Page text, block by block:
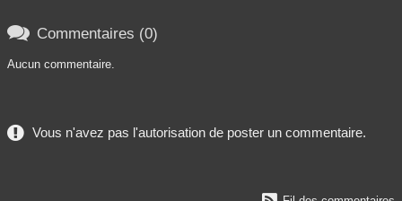
 Commentaires (0)
Aucun commentaire.
Vous n'avez pas l'autorisation de poster un commentaire.